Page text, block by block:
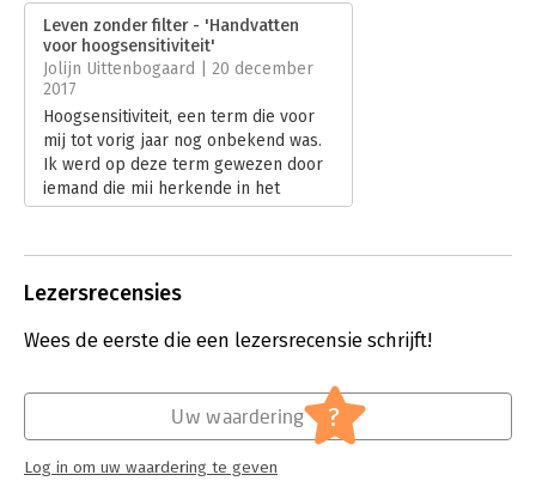
Uitgever:
Overamstel Uitgevers
Druk:
Verschijningsdatum:
29-8-2017
Hoofdrubriek: Psychologie
Leven zonder filter - 'Handvatten
voor hoogsensitiviteit'
Jolijn Uittenbogaard | 20 december
2017
Hoogsensitiviteit, een term die voor
mij tot vorig jaar nog onbekend was.
Ik werd op deze term gewezen door
iemand die mij herkende in het
verhaal van Fleur. Zij herkende dat ik
mezelf neem en gemakkelijk de
emoties van mensen om mij heen
Lees verder
Lezersrecensies
Wees de eerste die een lezersrecensie schrijft!
Uw waardering ?
Log in om uw waardering te geven